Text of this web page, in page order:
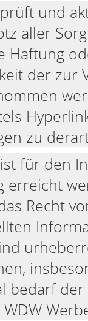
und
aller
Haftung
der zur
zu
für den
erreicht
Recht
bedarf